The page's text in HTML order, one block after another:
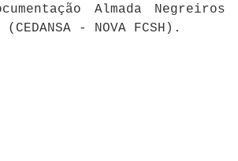
Almada Negreiros
- NOVA FCSH).